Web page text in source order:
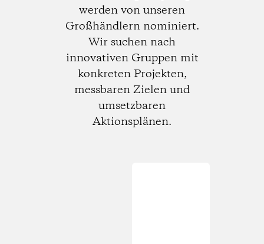
werden von unseren
Großhändlern nominiert.
Wir suchen nach
innovativen Gruppen mit
konkreten Projekten,
messbaren Zielen und
umsetzbaren
Aktionsplänen.